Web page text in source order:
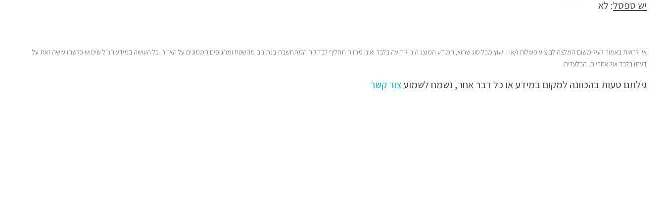
יש ספסל: לא
אין לראות באמור לעיל משום המלצה לביצוע פעולות ו/או י ייעוץ מכל סוג שהוא. המידע המוצג הינו לידיעה בלבד ואינו מהווה תחליף לבדיקה המתחשבת בנתונים מהשטח ומהגופים הממונים על האזור. כל העושה במידע הנ"ל שימוש כלשהו עושה זאת על
דעתו בלבד ועל אחריותו הבלעדית.
גילתם טעות בהכוונה למקום במידע או כל דבר אחר, נשמח לשמועצור קשר